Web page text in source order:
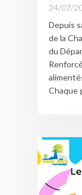
24/07/
Depuis
de la
du
Chaque